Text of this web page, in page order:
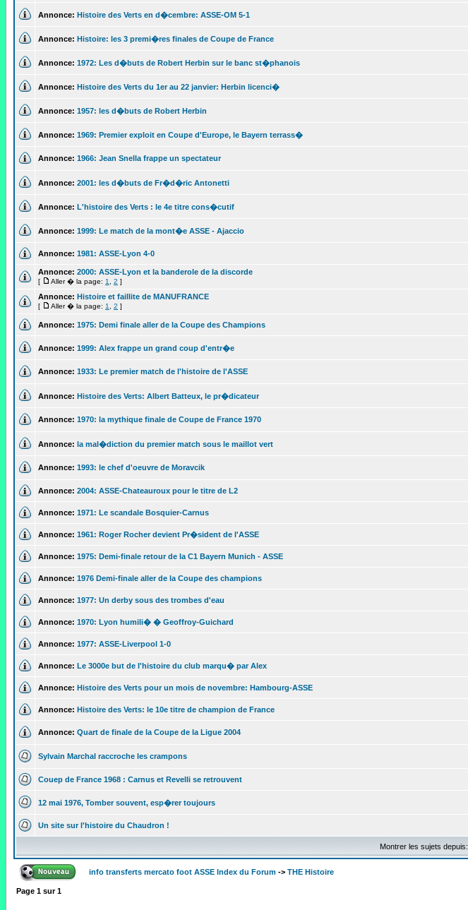
Annonce: Histoire des Verts en d�cembre: ASSE-OM 5-1
Annonce: Histoire: les 3 premi�res finales de Coupe de France
Annonce: 1972: Les d�buts de Robert Herbin sur le banc st�phanois
Annonce: Histoire des Verts du 1er au 22 janvier: Herbin licenci�
Annonce: 1957: les d�buts de Robert Herbin
Annonce: 1969: Premier exploit en Coupe d'Europe, le Bayern terrass�
Annonce: 1966: Jean Snella frappe un spectateur
Annonce: 2001: les d�buts de Fr�d�ric Antonetti
Annonce: L'histoire des Verts : le 4e titre cons�cutif
Annonce: 1999: Le match de la mont�e ASSE - Ajaccio
Annonce: 1981: ASSE-Lyon 4-0
Annonce: 2000: ASSE-Lyon et la banderole de la discorde
[ Aller � la page: 1 2 ]
Annonce: Histoire et faillite de MANUFRANCE
[ Aller � la page: 1 2 ]
Annonce: 1975: Demi finale aller de la Coupe des Champions
Annonce: 1999: Alex frappe un grand coup d'entr�e
Annonce: 1933: Le premier match de l'histoire de l'ASSE
Annonce: Histoire des Verts: Albert Batteux, le pr�dicateur
Annonce: 1970: la mythique finale de Coupe de France 1970
Annonce: la mal�diction du premier match sous le maillot vert
Annonce: 1993: le chef d'oeuvre de Moravcik
Annonce: 2004: ASSE-Chateauroux pour le titre de L2
Annonce: 1971: Le scandale Bosquier-Carnus
Annonce: 1961: Roger Rocher devient Pr�sident de l'ASSE
Annonce: 1975: Demi-finale retour de la C1 Bayern Munich - ASSE
Annonce: 1976 Demi-finale aller de la Coupe des champions
Annonce: 1977: Un derby sous des trombes d'eau
Annonce: 1970: Lyon humili� � Geoffroy-Guichard
Annonce: 1977: ASSE-Liverpool 1-0
Annonce: Le 3000e but de l'histoire du club marqu� par Alex
Annonce: Histoire des Verts pour un mois de novembre: Hambourg-ASSE
Annonce: Histoire des Verts: le 10e titre de champion de France
Annonce: Quart de finale de la Coupe de la Ligue 2004
Sylvain Marchal raccroche les crampons
Couep de France 1968 : Carnus et Revelli se retrouvent
12 mai 1976, Tomber souvent, esp�rer toujours
Un site sur l'histoire du Chaudron !
Montrer les sujets depuis:
info transferts mercato foot ASSE Index du Forum -> THE Histoire
Page 1 sur1